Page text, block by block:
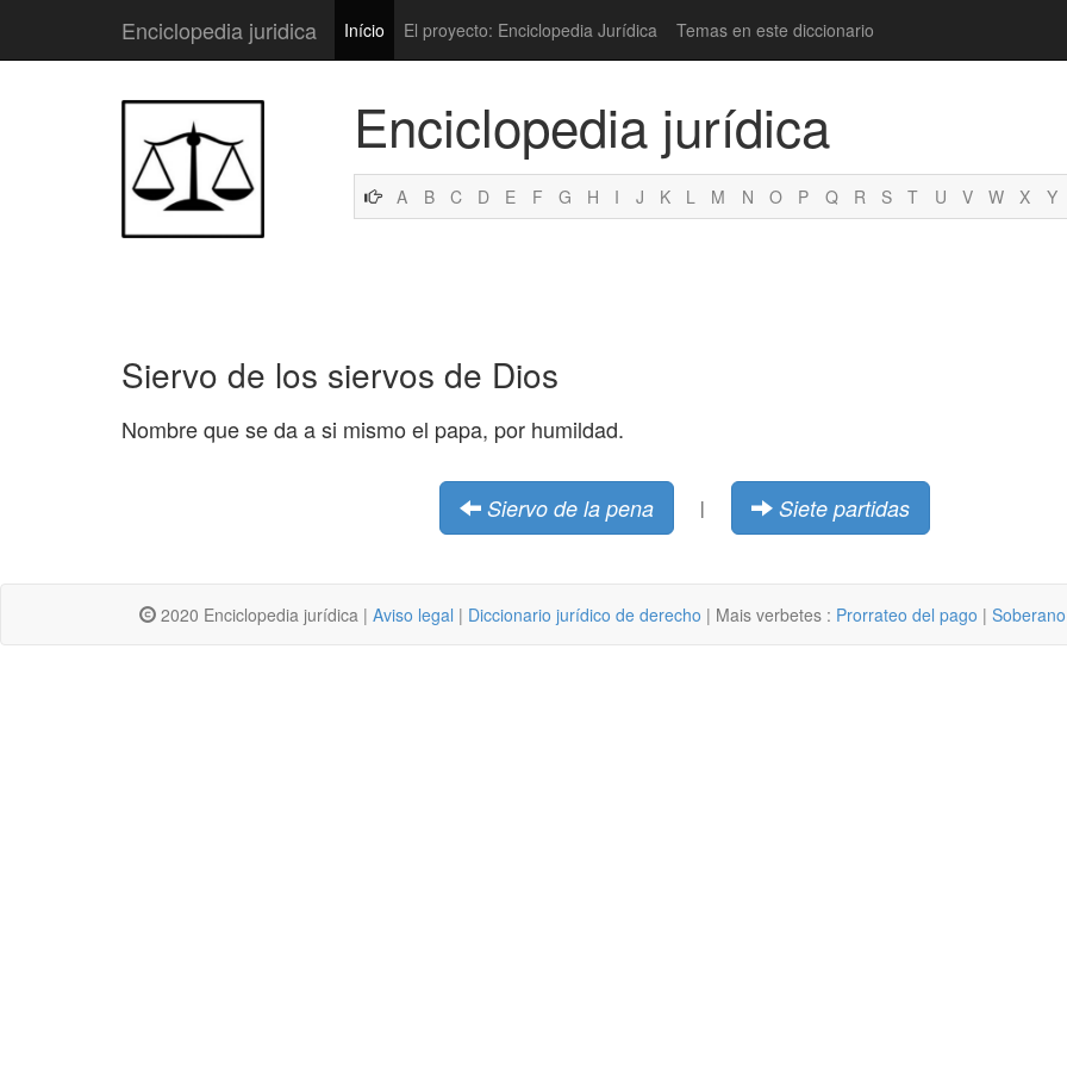
Enciclopedia juridica Início El proyecto: Enciclopedia Jurídica Temas en este diccionario
Enciclopedia jurídica
A B C D E F G H I J K L M N O P Q R S T U V W X Y
Siervo de los siervos de Dios
Nombre que se da a si mismo el papa, por humildad.
Siervo de la pena | Siete partidas
2020 Enciclopedia jurídica | Aviso legal | Diccionario jurídico de derecho | Mais verbetes : Prorrateo del pago | Soberano